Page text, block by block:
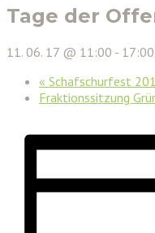
Tage der
11. 06. 17 @ 11:00 - 17:00
« Schafschurfest
Fraktionssitzung